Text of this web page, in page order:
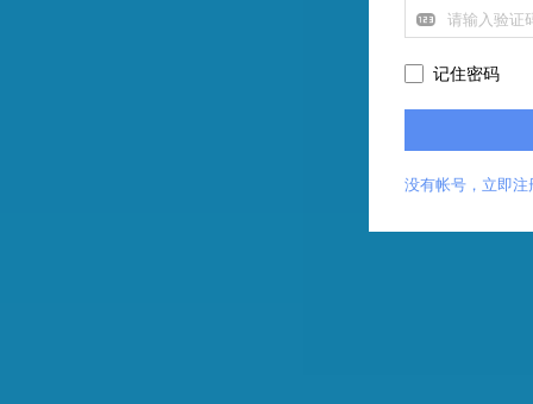
记住密码
没有帐号，立即注